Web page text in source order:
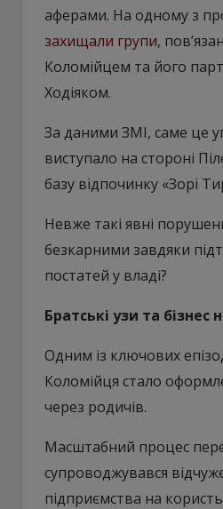
аферами. На одному з
захищали групи,
Коломійцем та його
Ходіяком.
За даними ЗМІ, саме це
виступало на стороні
базу відпочинку «Зорі
Невже такі явні
безкарними завдяки
постатей у владі?
Братські узи та бізнес
Одним із ключових
Коломійця стало
через родичів.
Масштабний процес
супроводжувався
підприємства на користь